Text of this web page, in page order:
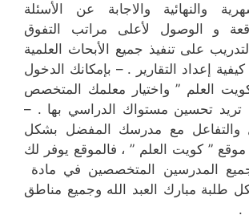
والنهائية والاجابة عن الأسئلة
و الوصول لأعلى مراتب التفوق
على تنفيذ جميع الأبحاث العلمية
إعداد التقارير . – بإمكانك الدخول
العلم ” واختيار معلمك المتخصص
تريد تحسين مستواك الدراسي بها . –
والتفاعل مع مدرسك المفضل بشكل
” كويت العلم ” ، فالموقع يوفر لك
المدرسين المتخصصين في مادة
طلبة مبارك العبد الله وجميع مناطق
.